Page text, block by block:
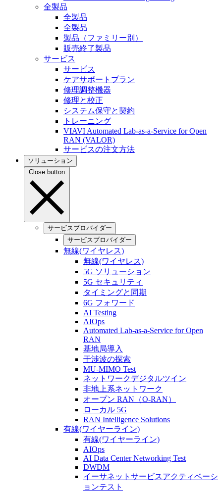
全製品
全製品
全製品
製品（ファミリー別）
販売終了製品
サービス
サービス
ケアサポートプラン
修理調整機器
修理と校正
システム保守と契約
トレーニング
VIAVI Automated Lab-as-a-Service for Open
RAN (VALOR)
サービスの注文方法
ソリューション
Close button
サービスプロバイダー
サービスプロバイダー
無線(ワイヤレス)
無線(ワイヤレス)
5G ソリューション
5G セキュリティ
タイミングと同期
6G フォワード
AI Testing
AIOps
Automated Lab-as-a-Service for Open
RAN
基地局導入
干渉波の探索
MU-MIMO Test
ネットワークデジタルツイン
非地上系ネットワーク
オープン RAN（O-RAN）
ローカル 5G
RAN Intelligence Solutions
有線(ワイヤーライン)
有線(ワイヤーライン)
AIOps
AI Data Center Networking Test
DWDM
イーサネットサービスアクティベーシ
ョンテスト